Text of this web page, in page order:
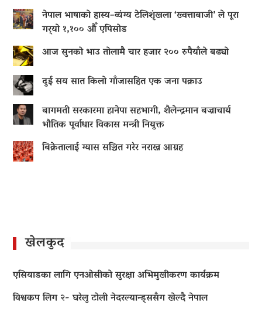
नेपाल भाषाको हास्य–व्यंग्य टेलिशृंखला ‘ख्वत्ताबाजी’ ले पूरा
गर्‍यो १,१०० औँ एपिसोड
आज सुनको भाउ तोलामै चार हजार २०० रुपैयाँले बढ्यो
दुई सय सात किलो गाँजासहित एक जना पक्राउ
बागमती सरकारमा हानेपा सहभागी, शैलेन्द्रमान बज्राचार्य
भौतिक पूर्वाधार विकास मन्त्री नियुक्त
बिक्रेतालाई ग्यास सञ्चित गरेर नराख्न आग्रह
खेलकुद
एसियाडका लागि एनओसीको सुरक्षा अभिमुखीकरण कार्यक्रम
विश्वकप लिग २- घरेलु टोली नेदरल्यान्ड्ससँग खेल्दै नेपाल